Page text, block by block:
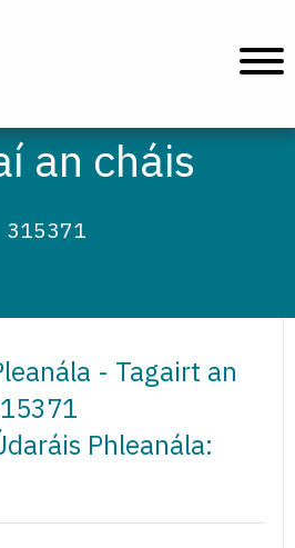
an cháis
315371
- Tagairt an
Phleanála: